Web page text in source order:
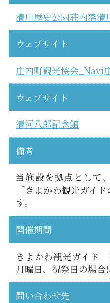
清川歴史公園荘内藩清
ウェブサイト
庄内町観光協会_Navi
ウェブサイト
清河八郎記念館
備考
当施設を拠点として
「きよかわ観光ガイ
す。
開催期間
きよかわ観光ガイド
月曜日、祝祭日の場合
問い合わせ先